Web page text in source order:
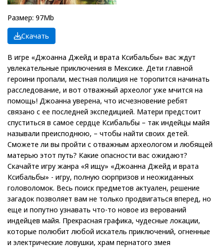
Размер: 97Mb
Скачать
В игре «Джоанна Джейд и врата Ксибальбы» вас ждут
увлекательные приключения в Мексике. Дети главной
героини пропали, местная полиция не торопится начинать
расследование, и вот отважный археолог уже мчится на
помощь! Джоанна уверена, что исчезновение ребят
связано с ее последней экспедицией. Матери предстоит
спуститься в самое сердце Ксибальбы – так индейцы майя
называли преисподнюю, – чтобы найти своих детей.
Сможете ли вы пройти с отважным археологом и любящей
матерью этот путь? Какие опасности вас ожидают?
Скачайте игру жанра «Я ищу» «Джоанна Джейд и врата
Ксибальбы» - игру, полную сюрпризов и неожиданных
головоломок. Весь поиск предметов актуален, решение
загадок позволяет вам не только продвигаться вперед, но
еще и попутно узнавать что-то новое из верований
индейцев майя. Прекрасная графика, чудесные локации,
которые полюбит любой искатель приключений, огненные
и электрические ловушки, храм пернатого змея